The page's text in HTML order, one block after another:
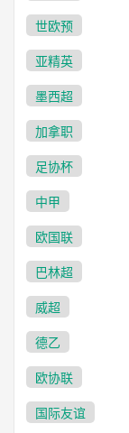
世欧预
亚精英
墨西超
加拿职
足协杯
中甲
欧国联
巴林超
威超
德乙
欧协联
国际友谊